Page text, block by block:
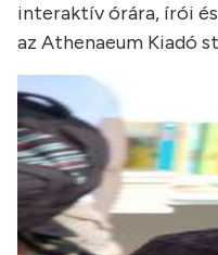
interaktív órára, írói
az Athenaeum Kiadó